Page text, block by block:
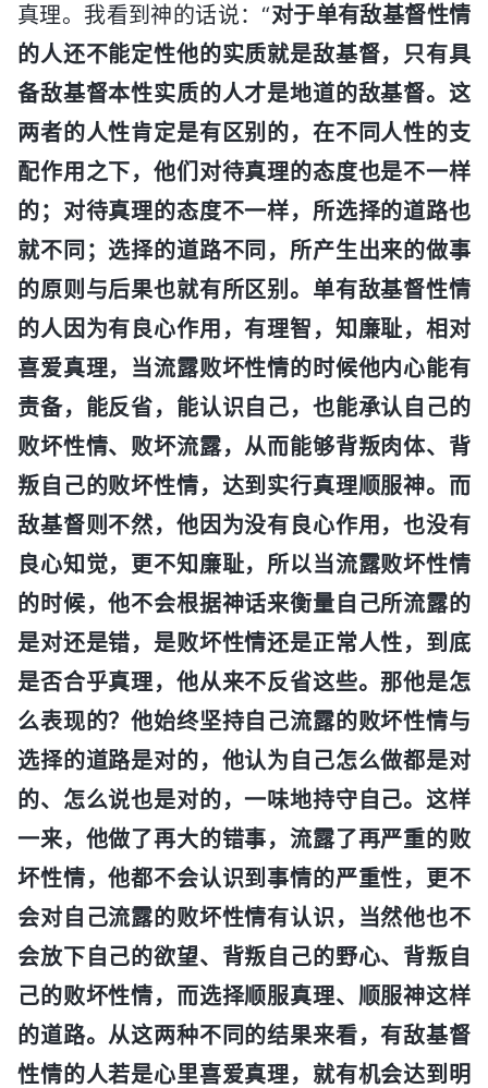
真理。我看到神的话说：“对于单有敌基督性情
的人还不能定性他的实质就是敌基督，只有具
备敌基督本性实质的人才是地道的敌基督。这
两者的人性肯定是有区别的，在不同人性的支
配作用之下，他们对待真理的态度也是不一样
的；对待真理的态度不一样，所选择的道路也
就不同；选择的道路不同，所产生出来的做事
的原则与后果也就有所区别。单有敌基督性情
的人因为有良心作用，有理智，知廉耻，相对
喜爱真理，当流露败坏性情的时候他内心能有
责备，能反省，能认识自己，也能承认自己的
败坏性情、败坏流露，从而能够背叛肉体、背
叛自己的败坏性情，达到实行真理顺服神。而
敌基督则不然，他因为没有良心作用，也没有
良心知觉，更不知廉耻，所以当流露败坏性情
的时候，他不会根据神话来衡量自己所流露的
是对还是错，是败坏性情还是正常人性，到底
是否合乎真理，他从来不反省这些。那他是怎
么表现的？他始终坚持自己流露的败坏性情与
选择的道路是对的，他认为自己怎么做都是对
的、怎么说也是对的，一味地持守自己。这样
一来，他做了再大的错事，流露了再严重的败
坏性情，他都不会认识到事情的严重性，更不
会对自己流露的败坏性情有认识，当然他也不
会放下自己的欲望、背叛自己的野心、背叛自
己的败坏性情，而选择顺服真理、顺服神这样
的道路。从这两种不同的结果来看，有敌基督
性情的人若是心里喜爱真理，就有机会达到明